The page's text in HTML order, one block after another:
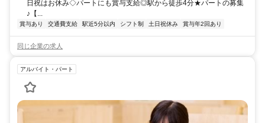
日祝はお休み◇パートにも賞与支給◎駅から徒歩4分★パートの募集
♪【...
賞与あり 交通費支給 駅近5分以内 シフト制 土日祝休み 賞与年2回あり
同じ企業の求人
アルバイト・パート